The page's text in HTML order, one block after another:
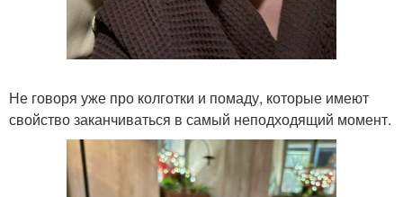
Не говоря уже про колготки и помаду, которые имеют
свойство заканчиваться в самый неподходящий момент.